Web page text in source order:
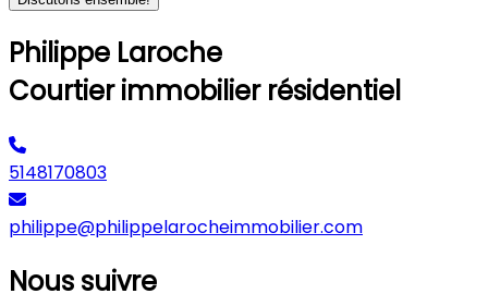
Philippe Laroche
Courtier immobilier résidentiel
5148170803
philippe@philippelarocheimmobilier.com
Nous suivre